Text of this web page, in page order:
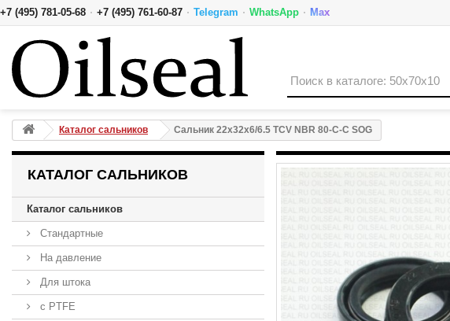
+7 (495) 781-05-68 · +7 (495) 761-60-87 · Telegram · WhatsApp · Max
Каталог сальников Сальник 22x32x6/6.5 TCV NBR 80-C-C SOG
КАТАЛОГ САЛЬНИКОВ
Каталог сальников
Стандартные
На давление
Для штока
с PTFE
Сальник 22x32x6/6.5 TCV NBR 80-C-C SOG